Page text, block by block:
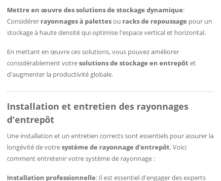
Mettre en œuvre des solutions de stockage dynamique:
Considérer rayonnages à palettesou racks de repoussage pour un
stockage à haute densité qui optimise l'espace vertical et horizontal.
En mettant en œuvre ces solutions, vous pouvez améliorer
considérablement votresolutions de stockage en entrepôtet
d'augmenter la productivité globale.
Installation et entretien des rayonnages
d'entrepôt
Une installation et un entretien corrects sont essentiels pour assurer la
longévité de votresystème de rayonnage d'entrepôt. Voici
comment entretenir votre système de rayonnage :
Installation professionnelle: Il est essentiel d'engager des experts